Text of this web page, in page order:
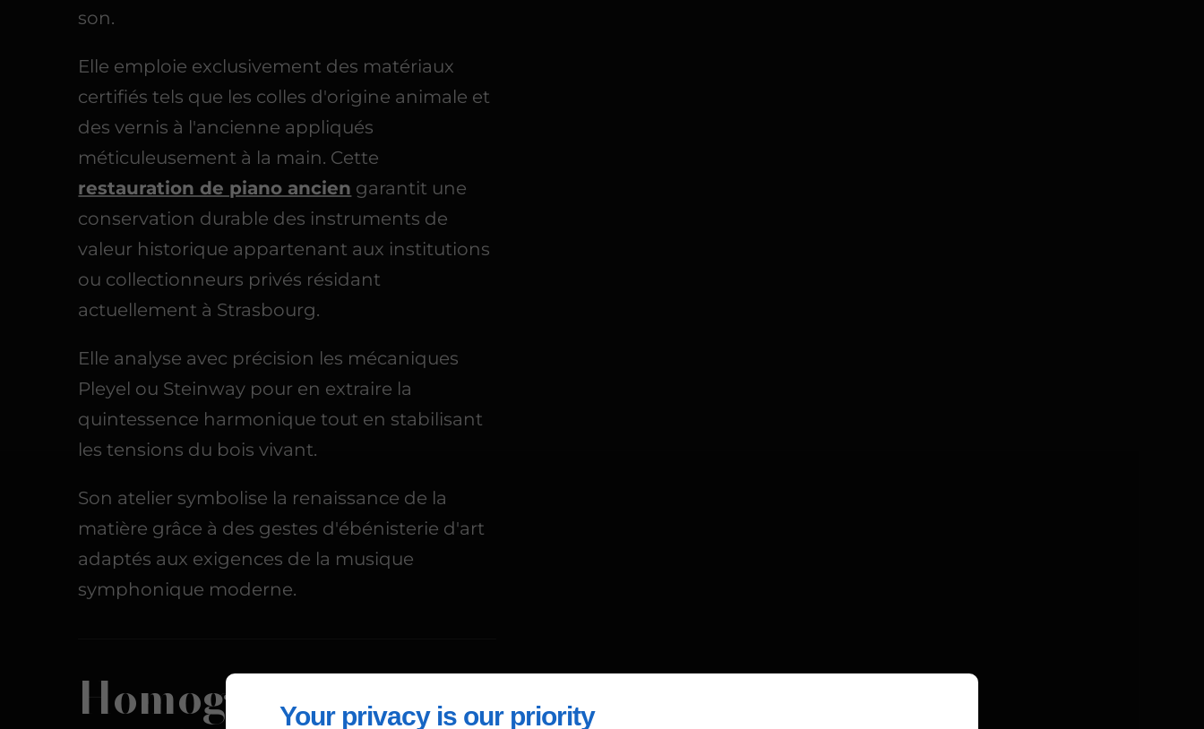
Your privacy is our priority
son.
Elle emploie exclusivement des matériaux
certifiés tels que les colles d'origine animale et
des vernis à l'ancienne appliqués
méticuleusement à la main. Cette
restauration de piano ancien garantit une
conservation durable des instruments de
valeur historique appartenant aux institutions
ou collectionneurs privés résidant
actuellement à Strasbourg.
Elle analyse avec précision les mécaniques
Pleyel ou Steinway pour en extraire la
quintessence harmonique tout en stabilisant
les tensions du bois vivant.
Son atelier symbolise la renaissance de la
matière grâce à des gestes d'ébénisterie d'art
adaptés aux exigences de la musique
symphonique moderne.
Homogénéité et